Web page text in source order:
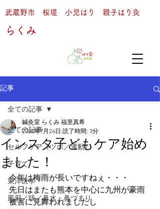
武蔵野市 桜堤 小児はり 親子はり灸
らくみ
記事
全ての記事
セルフケア（ツボ／運動）
子育て
東洋医学
風邪／咳／鼻水・鼻づまり
全ての記事
インスタ子どもケア始め
ました！
鍼灸室 らくみ 福里真希
2020年7月24日 読了時間: 3分
今年は梅雨が長いですねぇ・・・
先日はまたも熊本を中心に九州が豪雨
被害に見舞われましたし